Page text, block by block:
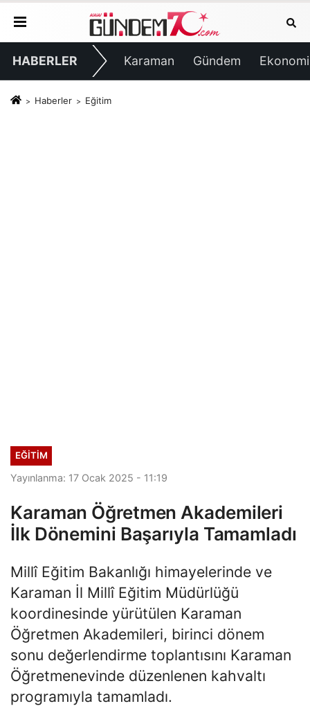
HABERLER Karaman Gündem Ekonomi
Haberler Eğitim
EĞITIM
Yayınlanma: 17 Ocak 2025 - 11:19
Karaman Öğretmen Akademileri
İlk Dönemini Başarıyla Tamamladı
Millî Eğitim Bakanlığı himayelerinde ve
Karaman İl Millî Eğitim Müdürlüğü
koordinesinde yürütülen Karaman
Öğretmen Akademileri, birinci dönem
sonu değerlendirme toplantısını Karaman
Öğretmenevinde düzenlenen kahvaltı
programıyla tamamladı.